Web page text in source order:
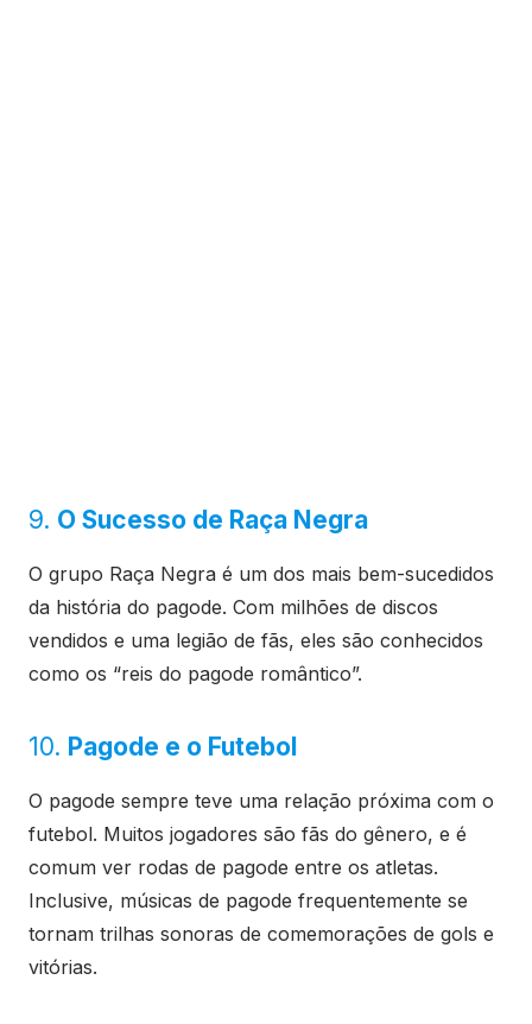
9. O Sucesso de Raça Negra
O grupo Raça Negra é um dos mais bem-sucedidos
da história do pagode. Com milhões de discos
vendidos e uma legião de fãs, eles são conhecidos
como os “reis do pagode romântico”.
10. Pagode e o Futebol
O pagode sempre teve uma relação próxima com o
futebol. Muitos jogadores são fãs do gênero, e é
comum ver rodas de pagode entre os atletas.
Inclusive, músicas de pagode frequentemente se
tornam trilhas sonoras de comemorações de gols e
vitórias.